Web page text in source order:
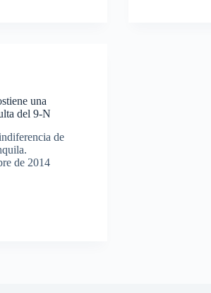
una
del 9-N
de
de 2014